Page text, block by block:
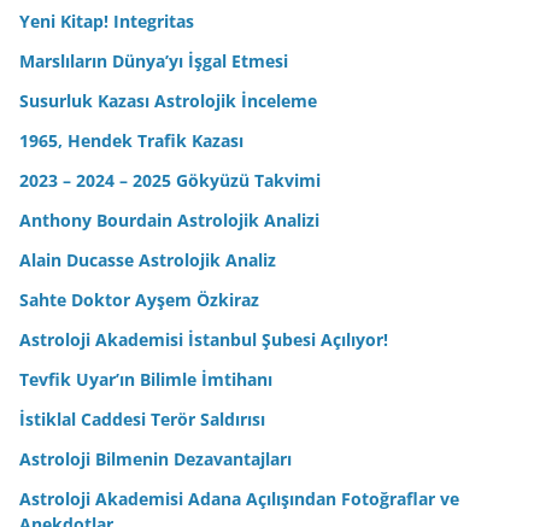
Astroloji Bilmenin Dezavantajları
Astroloji Akademisi Adana Açılışından Fotoğraflar ve
Anekdotlar
Astroloji Eğitimi 3. Kitap Satışta!
25 Mayıs’ta İstanbul Büyük Kulüp’teyiz!
19 Mayıs 1919 Astrolojik Analizi
Kuzey Kore Olduğunu Bilmeden Astroloji Akademisi
Öğrencilerinin Yaptığı Yorumlar
Finansal Astroloji Kitabı Yayında!
Jüpiter Yanıkken Neler Oldu?
What Happened When Jupiter Was Burned?